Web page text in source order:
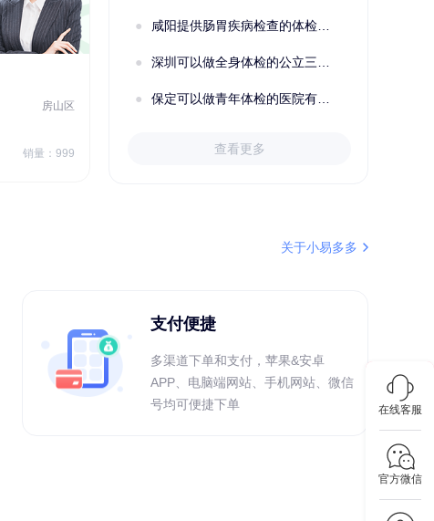
成功预约了女性健康套餐二档
房山区
销量：999
秦皇岛市第一医院体检中心 北戴河区
咸阳提供肠胃疾病检查的体检套餐有哪些？体检机构有哪些选择？如何预约？
深圳可以做全身体检的公立三甲医院及体检套餐汇总
保定可以做青年体检的医院有哪些？有哪些套餐可以选择？
查看更多
关于小易多多
支付便捷
多渠道下单和支付，苹果&安卓
APP、电脑端网站、手机网站、微信
号均可便捷下单
在线客服
官方微信